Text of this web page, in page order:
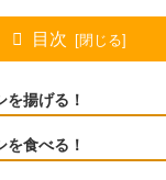
目次
を揚げる！
を食べる！